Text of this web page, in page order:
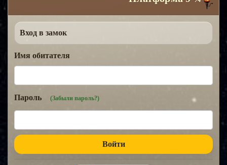
Вход в замок
Имя обитателя
Пароль (Забыли пароль?)